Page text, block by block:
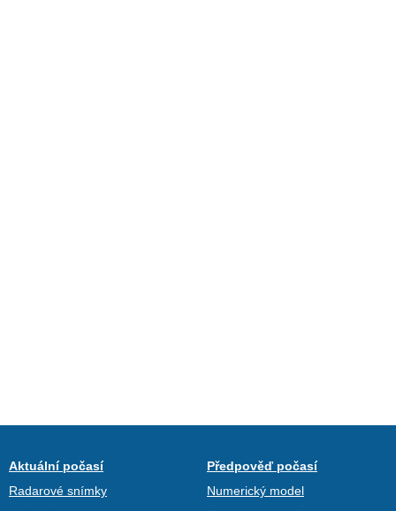
Aktuální počasí
Radarové snímky
Předpověď počasí
Numerický model